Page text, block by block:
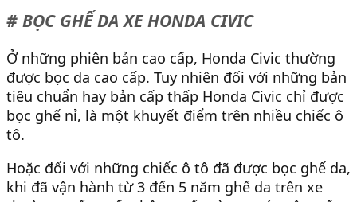
# BỌC GHẾ DA XE HONDA CIVIC
Ở những phiên bản cao cấp, Honda Civic thường
được bọc da cao cấp. Tuy nhiên đối với những bản
tiêu chuẩn hay bản cấp thấp Honda Civic chỉ được
bọc ghế nỉ, là một khuyết điểm trên nhiều chiếc ô
tô.
Hoặc đối với những chiếc ô tô đã được bọc ghế da,
khi đã vận hành từ 3 đến 5 năm ghế da trên xe